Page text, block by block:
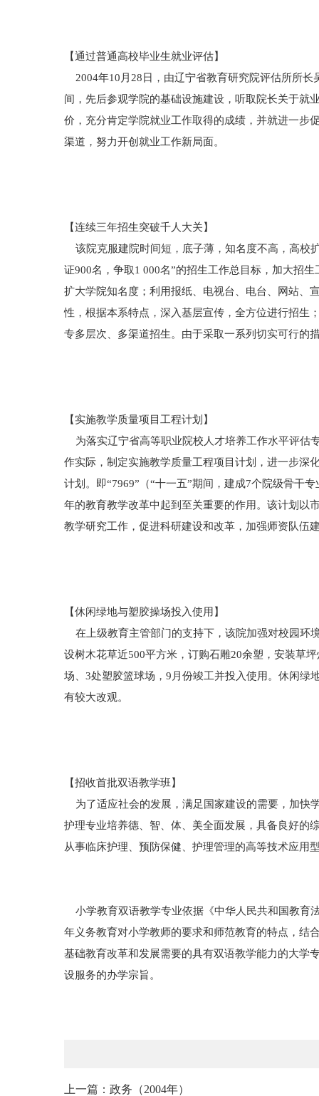
【通过普通高校毕业生就业评估】
2004年10月28日，由辽宁省教育研究院评估所所长
间，先后参观学院的基础设施建设，听取院长关于就
价，充分肯定学院就业工作取得的成绩，并就进一步
渠道，努力开创就业工作新局面。
【连续三年招生突破千人大关】
该院克服建院时间短，底子薄，知名度不高，高校
证900名，争取1 000名”的招生工作总目标，加大招
扩大学院知名度；利用报纸、电视台、电台、网站、
性，根据本系特点，深入基层宣传，全方位进行招生
专多层次、多渠道招生。由于采取一系列切实可行的
【实施教学质量项目工程计划】
为落实辽宁省高等职业院校人才培养工作水平评估
作实际，制定实施教学质量工程项目计划，进一步深
计划。即“7969”（“十一五”期间，建成7个院级骨干
年的教育教学改革中起到至关重要的作用。该计划以
教学研究工作，促进科研建设和改革，加强师资队伍
【休闲绿地与塑胶操场投入使用】
在上级教育主管部门的支持下，该院加强对校园环
设树木花草近500平方米，订购石雕20余塑，安装草
场、3处塑胶篮球场，9月份竣工并投入使用。休闲绿
有较大改观。
【招收首批双语教学班】
为了适应社会的发展，满足国家建设的需要，加快
护理专业培养德、智、体、美全面发展，具备良好的
从事临床护理、预防保健、护理管理的高等技术应用
小学教育双语教学专业依据《中华人民共和国教育
年义务教育对小学教师的要求和师范教育的特点，结
基础教育改革和发展需要的具有双语教学能力的大学
设服务的办学宗旨。
上一篇：政务（2004年）